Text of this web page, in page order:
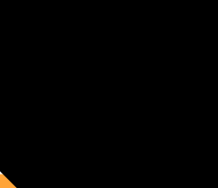
no subcontratadas.